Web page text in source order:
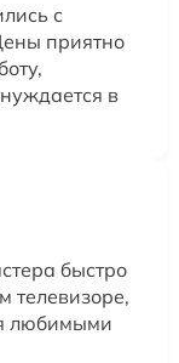
с
приятно
в
быстро
телевизоре,
любимыми